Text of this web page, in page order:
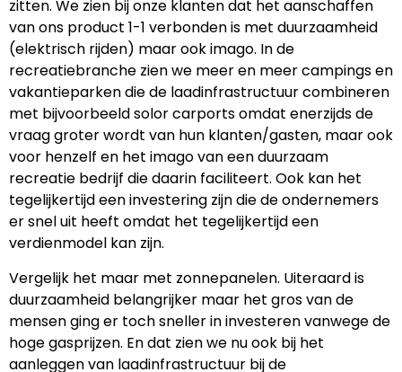
zitten. We zien bij onze klanten dat het aanschaffen
van ons product 1-1 verbonden is met duurzaamheid
(elektrisch rijden) maar ook imago. In de
recreatiebranche zien we meer en meer campings en
vakantieparken die de laadinfrastructuur combineren
met bijvoorbeeld solor carports omdat enerzijds de
vraag groter wordt van hun klanten/gasten, maar ook
voor henzelf en het imago van een duurzaam
recreatie bedrijf die daarin faciliteert. Ook kan het
tegelijkertijd een investering zijn die de ondernemers
er snel uit heeft omdat het tegelijkertijd een
verdienmodel kan zijn.
Vergelijk het maar met zonnepanelen. Uiteraard is
duurzaamheid belangrijker maar het gros van de
mensen ging er toch sneller in investeren vanwege de
hoge gasprijzen. En dat zien we nu ook bij het
aanleggen van laadinfrastructuur bij de